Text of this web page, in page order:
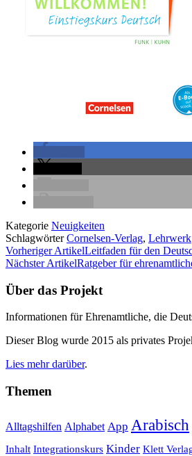
Kategorie Neuigkeiten
SchlagwörterCornelsen-Verlag, Lehrwerk
Vorheriger ArtikelLeitfaden für den
Nächster ArtikelRatgeber für
Über das Projekt
Informationen für Ehrenamtliche, die
Dieser Blog wurde 2015 als privates
Lies mehr darüber.
Themen
Alltagshilfen Alphabet App Arabisch
Inhalt Integrationskurs Kinder Klett